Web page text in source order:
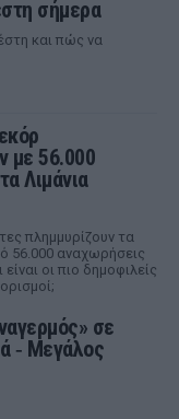
σήμερα
και πώς να
με 56.000
Λιμάνια
πλημμυρίζουν τα
56.000 αναχωρήσεις
οι πιο δημοφιλείς
σε
‑ Μεγάλος